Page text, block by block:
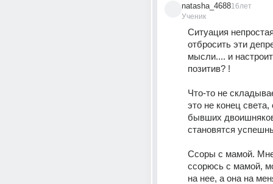
natasha_4688
Ученик
16лет
Ситуация
отбросить эти
мысли.... и
позитив? !
Что-то не
это не конец света,
бывших
становятся
Ссоры с мамой.
ссорюсь с мамой,
на нее, а она на